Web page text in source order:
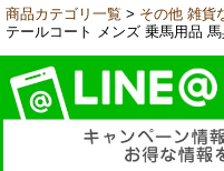
商品カテゴリ一覧 > その他 雑貨
テールコート メンズ 乗馬用品